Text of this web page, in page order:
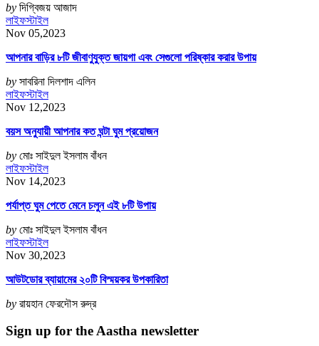
by দিগ্বিজয় আজাদ
লাইফস্টাইল
Nov 05,2023
আপনার বাড়ির ৮টি জীবাণুযুক্ত জায়গা এবং সেগুলো পরিষ্কার করার উপায়
by সাবরিনা দিলশাদ এলিন
লাইফস্টাইল
Nov 12,2023
বয়স অনুযায়ী আপনার কত ঘন্টা ঘুম প্রয়োজন
by মোঃ সাইদুল ইসলাম বাঁধন
লাইফস্টাইল
Nov 14,2023
পর্যাপ্ত ঘুম পেতে মেনে চলুন এই ৮টি উপায়
by মোঃ সাইদুল ইসলাম বাঁধন
লাইফস্টাইল
Nov 30,2023
আউটডোর ব্যায়ামের ২০টি বিস্ময়কর উপকারিতা
by রায়হান ফেরদৌস রুদ্র
Sign up for the Aastha newsletter